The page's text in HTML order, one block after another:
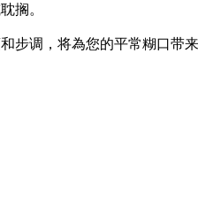
搁。
步调，将為您的平常糊口带来